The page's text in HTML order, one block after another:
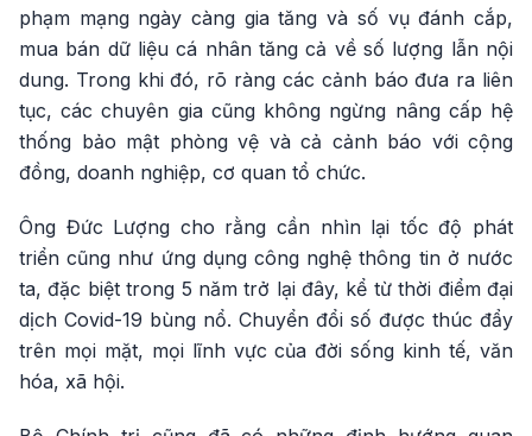
phạm mạng ngày càng gia tăng và số vụ đánh cắp,
mua bán dữ liệu cá nhân tăng cả về số lượng lẫn nội
dung. Trong khi đó, rõ ràng các cảnh báo đưa ra liên
tục, các chuyên gia cũng không ngừng nâng cấp hệ
thống bảo mật phòng vệ và cả cảnh báo với cộng
đồng, doanh nghiệp, cơ quan tổ chức.
Ông Đức Lượng cho rằng cần nhìn lại tốc độ phát
triển cũng như ứng dụng công nghệ thông tin ở nước
ta, đặc biệt trong 5 năm trở lại đây, kể từ thời điểm đại
dịch Covid-19 bùng nổ. Chuyển đổi số được thúc đẩy
trên mọi mặt, mọi lĩnh vực của đời sống kinh tế, văn
hóa, xã hội.